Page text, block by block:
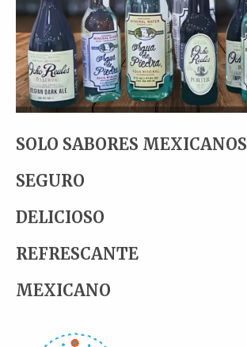
SOLO SABORES MEXICANOS
SEGURO
DELICIOSO
REFRESCANTE
MEXICANO